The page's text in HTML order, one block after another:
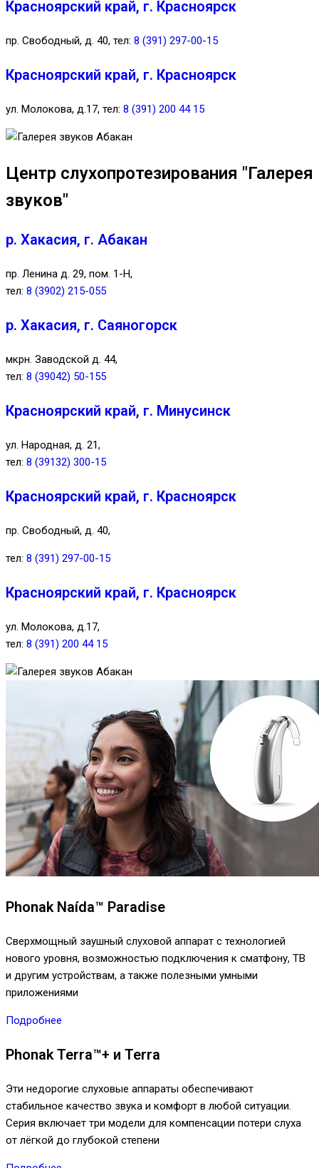
Красноярский край, г. Красноярск
пр. Свободный, д. 40, тел: 8 (391) 297-00-15
Красноярский край, г. Красноярск
ул. Молокова, д.17, тел: 8 (391) 200 44 15
Центр слухопротезирования "Галерея
звуков"
р. Хакасия, г. Абакан
пр. Ленина д. 29, пом. 1-Н,
тел: 8 (3902) 215-055
р. Хакасия, г. Саяногорск
мкрн. Заводской д. 44,
тел: 8 (39042) 50-155
Красноярский край, г. Минусинск
ул. Народная, д. 21,
тел: 8 (39132) 300-15
Красноярский край, г. Красноярск
пр. Свободный, д. 40,
тел: 8 (391) 297-00-15
Красноярский край, г. Красноярск
ул. Молокова, д.17,
тел: 8 (391) 200 44 15
Phonak Naída™ Paradise
Сверхмощный заушный слуховой аппарат с технологией
нового уровня, возможностью подключения к сматфону, ТВ
и другим устройствам, а также полезными умными
приложениями
Подробнее
Phonak Terra™+ и Terra
Эти недорогие слуховые аппараты обеспечивают
стабильное качество звука и комфорт в любой ситуации.
Серия включает три модели для компенсации потери слуха
от лёгкой до глубокой степени